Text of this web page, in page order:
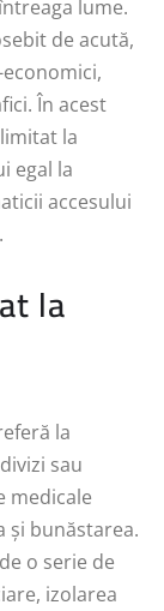
lume.
de acută,
În acest
la
egal la
accesului
la
la
sau
medicale
și bunăstarea.
o serie de
izolarea